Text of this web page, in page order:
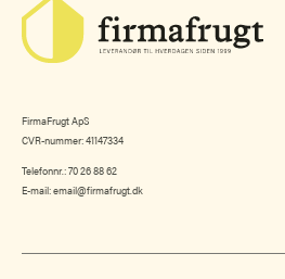
FirmaFrugt ApS
CVR-nummer: 41147334
Telefonnr.:70 26 88 62
E-mail:email@firmafrugt.dk